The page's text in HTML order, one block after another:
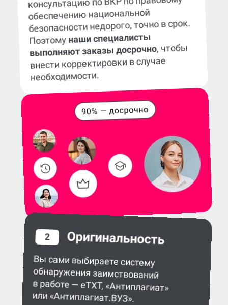
обеспечению национальной
безопасности недорого, точно в срок.
Поэтому наши специалисты
выполняют заказы досрочно, чтобы
внести корректировки в случае
необходимости.
2 Оригинальность
Вы сами выбираете систему
обнаружения заимствований
в работе — eTXT, «Антиплагиат»
или «Антиплагиат.ВУЗ».